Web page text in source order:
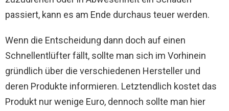
passiert, kann es am Ende durchaus teuer werden.
Wenn die Entscheidung dann doch auf einen
Schnellentlüfter fällt, sollte man sich im Vorhinein
gründlich über die verschiedenen Hersteller und
deren Produkte informieren. Letztendlich kostet das
Produkt nur wenige Euro, dennoch sollte man hier